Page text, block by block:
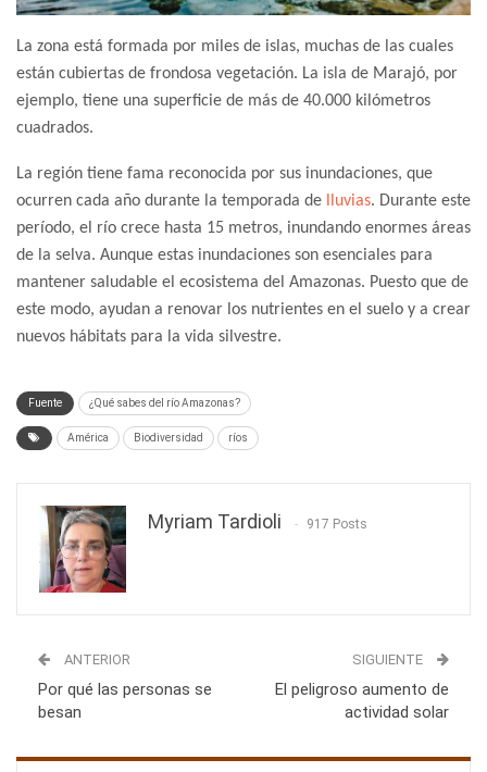
La zona está formada por miles de islas, muchas de las cuales
están cubiertas de frondosa vegetación. La isla de Marajó, por
ejemplo, tiene una superficie de más de 40.000 kilómetros
cuadrados.
La región tiene fama reconocida por sus inundaciones, que
ocurren cada año durante la temporada de lluvias. Durante este
período, el río crece hasta 15 metros, inundando enormes áreas
de la selva. Aunque estas inundaciones son esenciales para
mantener saludable el ecosistema del Amazonas. Puesto que de
este modo, ayudan a renovar los nutrientes en el suelo y a crear
nuevos hábitats para la vida silvestre.
Fuente ¿Qué sabes del río Amazonas?
América Biodiversidad ríos
Myriam Tardioli 917 Posts
ANTERIOR
Por qué las personas se
besan
SIGUIENTE
El peligroso aumento de
actividad solar